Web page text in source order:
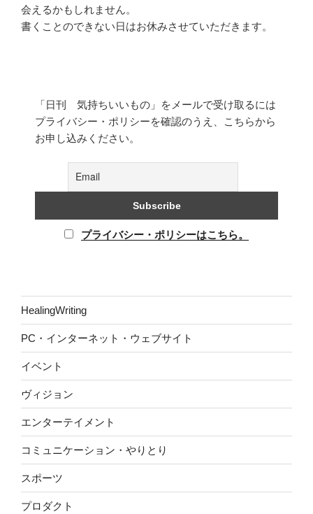
会えるかもしれません。
書くことのできない日はお休みさせていただきます。
「日刊 気持ちいいもの」をメールで受け取るには
プライバシー・ポリシーを確認のうえ、こちらから
お申し込みください。
プライバシー・ポリシーはこちら。
HealingWriting
PC・インターネット・ウェブサイト
イベント
ヴィジョン
エンターテイメント
コミュニケーション・やりとり
スポーツ
プロダクト